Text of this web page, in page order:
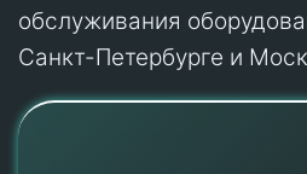
обслуживания
Санкт-Петербурге и